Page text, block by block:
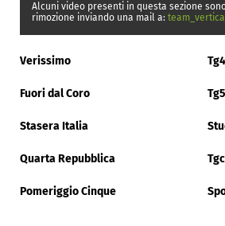
Alcuni video presenti in questa sezione
rimozione inviando una mail a:
Verissimo Tg4
Fuori dal Coro Tg5
Stasera Italia
Quarta Repubblica
Pomeriggio Cinque